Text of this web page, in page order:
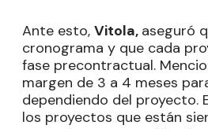
Ante esto, Vitola, aseguró
cronograma y que cada
fase precontractual.
margen de 3 a 4 meses
dependiendo del proyecto.
los proyectos que están